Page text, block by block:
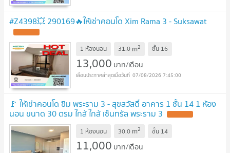
#Z4398💥 290169🔥ให้เช่าคอนโด Xim Rama 3 - Suksawat
1 ห้องนอน 31.0 m2 ชั้น 16
13,000 บาท/เดือน
07/08/2026 7:45:00
🚩 ให้เช่าคอนโด ซิม พระราม 3 - สุขสวัสดิ์ อาคาร 1 ชั้น 14 1 ห้อง
นอน ขนาด 30 ตรม ใกล้ ใกล้ เซ็นทรัล พระราม 3
1 ห้องนอน 30.0 m2 ชั้น 14
11,000 บาท/เดือน